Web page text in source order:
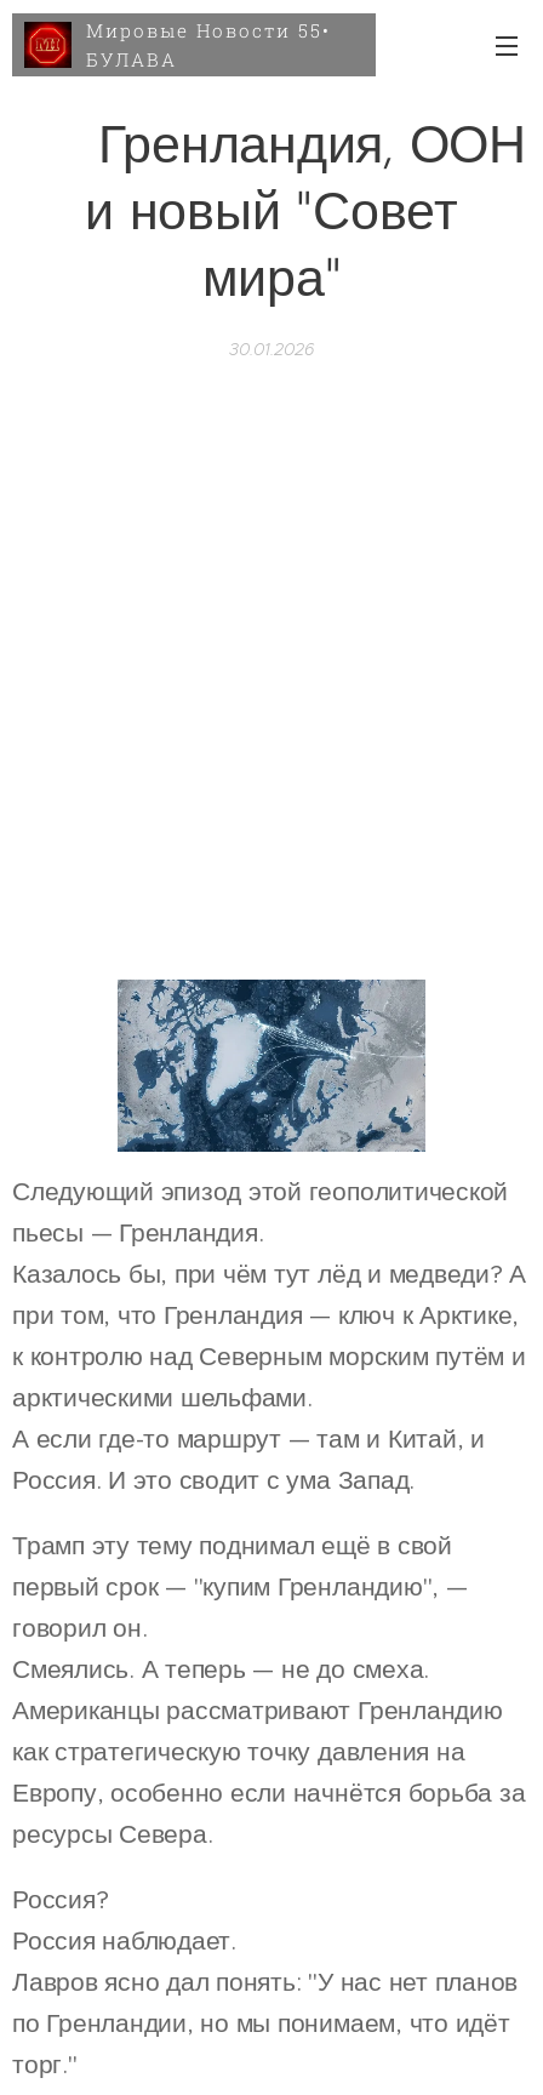
Мировые Новости 55•
БУЛАВА
❄ Гренландия, ООН
и новый "Совет
мира"
30.01.2026
Следующий эпизод этой геополитической
пьесы — Гренландия.
Казалось бы, при чём тут лёд и медведи? А
при том, что Гренландия — ключ к Арктике,
к контролю над Северным морским путём и
арктическими шельфами.
А если где-то маршрут — там и Китай, и
Россия. И это сводит с ума Запад.
Трамп эту тему поднимал ещё в свой
первый срок — "купим Гренландию", —
говорил он.
Смеялись. А теперь — не до смеха.
Американцы рассматривают Гренландию
как стратегическую точку давления на
Европу, особенно если начнётся борьба за
ресурсы Севера.
Россия?
Россия наблюдает.
Лавров ясно дал понять: "У нас нет планов
по Гренландии, но мы понимаем, что идёт
торг."